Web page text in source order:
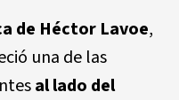
de Héctor Lavoe,
una de las
al lado del